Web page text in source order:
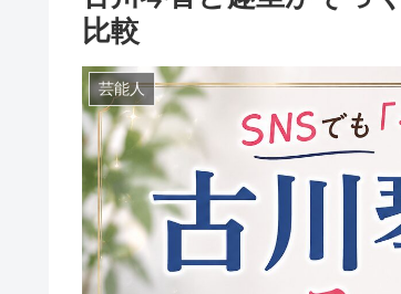
比較
芸能人